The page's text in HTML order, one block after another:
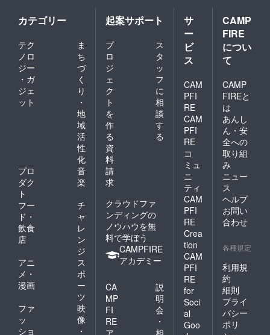
認くだ
さい。
カテゴリー
テク
ノロ
ジー
・ガ
ジェ
ット
ま
ち
づ
く
り
・
地
域
活
性
化
プロ
ダク
ト
音
楽
フー
ド・
飲食
店
チ
ャ
レ
ン
ジ
アニ
メ・
漫画
ス
ポ
ー
ツ
ファ
ッ
ショ
映
像
・
起案サポート
プ
ロ
ジ
ェ
ク
ト
を
作
る
ス
タ
ッ
フ
に
相
談
す
る
資
料
請
求
クラウドファ
ンディングの
ノウハウを無
料で学ぼう
CAMPFIRE
アカデミー
CA
MP
FI
RE
説
明
会
・
サ
ー
ビ
ス
CAM
PFI
RE
CAM
PFI
RE
コ
ミュ
ニ
ティ
CAM
PFI
RE
Crea
tion
CAM
PFI
RE
for
Soci
al
Goo
CAMP
FIRE
につい
て
CAMP
FIREと
は
あんし
ん・安
全への
取り組
み
ニュー
ス
ヘルプ
お問い
合わせ
各種規定
利用規
約
細則
プライ
バシー
ポリ